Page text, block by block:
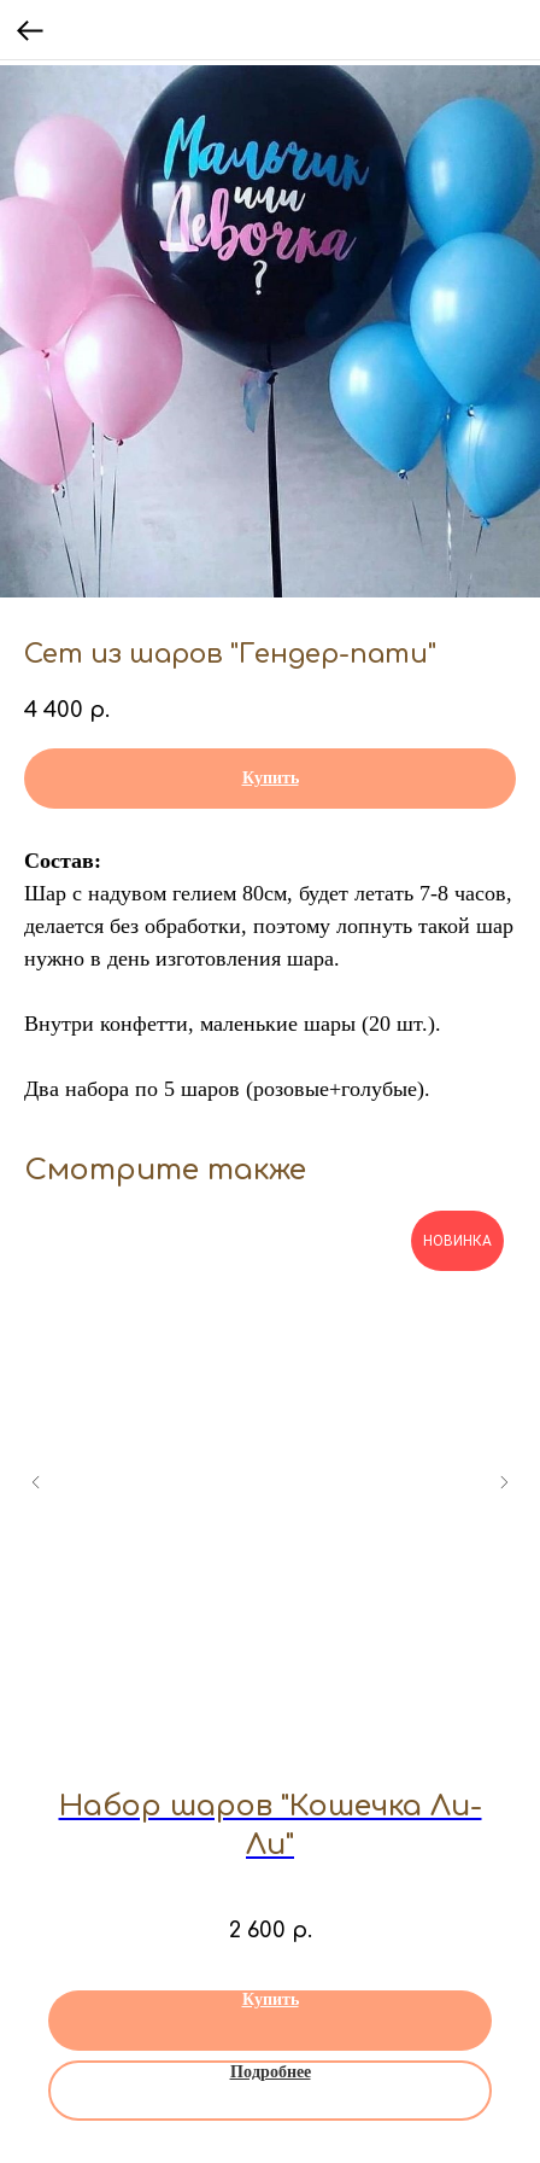
Сет из шаров "Гендер-пати"
4 400 р.
Купить
Состав:
Шар с надувом гелием 80см, будет летать 7-8 часов,
делается без обработки, поэтому лопнуть такой шар
нужно в день изготовления шара.
Внутри конфетти, маленькие шары (20 шт.).
Два набора по 5 шаров (розовые+голубые).
Смотрите также
НОВИНКА
Набор шаров "Кошечка Ли-
Ли"
2 600 р.
Купить
Подробнее